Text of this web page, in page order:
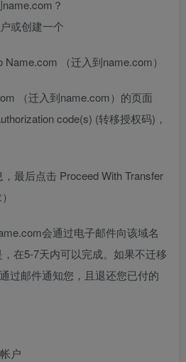
？
或创建一个
（迁入到name.com）
（迁入到name.com）的页面
code(s) (转移授权码)，
最后点击 Proceed With Transfer
会通过电子邮件向该域名
在5-7天内可以完成。如果不迁移
过邮件通知您，且退还您已付的
户